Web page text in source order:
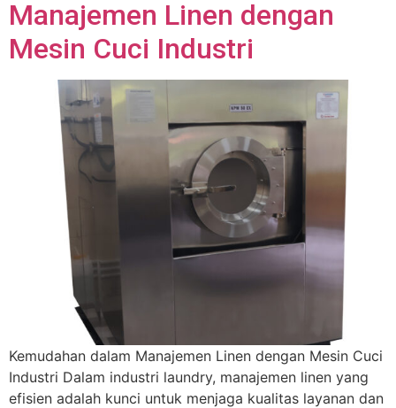
Manajemen Linen dengan
Mesin Cuci Industri
Kemudahan dalam Manajemen Linen dengan Mesin Cuci
Industri Dalam industri laundry, manajemen linen yang
efisien adalah kunci untuk menjaga kualitas layanan dan